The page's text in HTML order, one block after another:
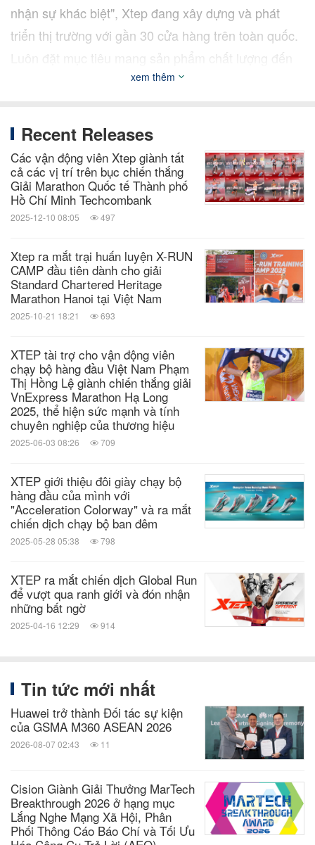
nhận sự khác biệt", Xtep đang xây dựng và phát
triển thị trường với gần 30 cửa hàng trên toàn quốc.
Luôn đặt mục tiêu mang sản phẩm chất lượng đến
mọi người, Xtep đang tiếp tục mở rộng kinh doanh
HIỆU. Với các hỗ trợ về chi phí marketing, thiết kế,
thi công cửa hàng và ưu đãi nhượng quyền thương
hiệu với phí 0 đồng.
THAM KHẢO THÊM TẠI:
Fanpage:
https://www.facebook.com/XtepVietnamOfficial
nguồn: XTEP
Related Stocks:
HongKong:1368
OTC:XTEPY
từ khóa:
Thời trang Sản phẩm gia dụng
trợ/Người tiêu dùng/Mỹ phẩm
chia sẻ:
xem thêm
Recent Releases
Các vận động viên Xtep giành tất
cả các vị trí trên bục chiến thắng
Giải Marathon Quốc tế Thành phố
Hồ Chí Minh Techcombank
2025-12-10 08:05 497
Xtep ra mắt trại huấn luyện X-RUN
CAMP đầu tiên dành cho giải
Standard Chartered Heritage
Marathon Hanoi tại Việt Nam
2025-10-21 18:21 693
XTEP tài trợ cho vận động viên
chạy bộ hàng đầu Việt Nam Phạm
Thị Hồng Lệ giành chiến thắng giải
VnExpress Marathon Hạ Long
2025, thể hiện sức mạnh và tính
chuyên nghiệp của thương hiệu
2025-06-03 08:26 709
XTEP giới thiệu đôi giày chạy bộ
hàng đầu của mình với
"Acceleration Colorway" và ra mắt
chiến dịch chạy bộ ban đêm
2025-05-28 05:38 798
XTEP ra mắt chiến dịch Global Run
để vượt qua ranh giới và đón nhận
những bất ngờ
2025-04-16 12:29 914
Tin tức mới nhất
Huawei trở thành Đối tác sự kiện
của GSMA M360 ASEAN 2026
2026-08-07 02:43 11
Cision Giành Giải Thưởng MarTech
Breakthrough 2026 ở hạng mục
Lắng Nghe Mạng Xã Hội, Phân
Phối Thông Cáo Báo Chí và Tối Ưu